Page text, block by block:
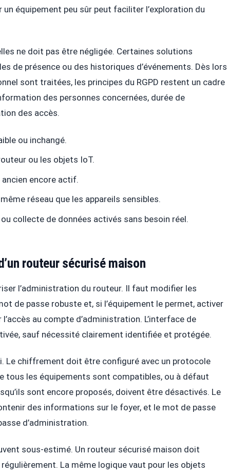
équipement peu sûr peut faciliter l’exploration du
ne doit pas être négligée. Certaines solutions
de présence ou des historiques d’événements. Dès lors
sont traitées, les principes du RGPD restent un cadre
des personnes concernées, durée de
des accès.
ou inchangé.
ou les objets IoT.
encore actif.
réseau que les appareils sensibles.
collecte de données activés sans besoin réel.
routeur sécurisé maison
l’administration du routeur. Il faut modifier les
de passe robuste et, si l’équipement le permet, activer
au compte d’administration. L’interface de
sauf nécessité clairement identifiée et protégée.
Le chiffrement doit être configuré avec un protocole
tous les équipements sont compatibles, ou à défaut
sont encore proposés, doivent être désactivés. Le
des informations sur le foyer, et le mot de passe
d’administration.
sous-estimé. Un routeur sécurisé maison doit
La même logique vaut pour les objets